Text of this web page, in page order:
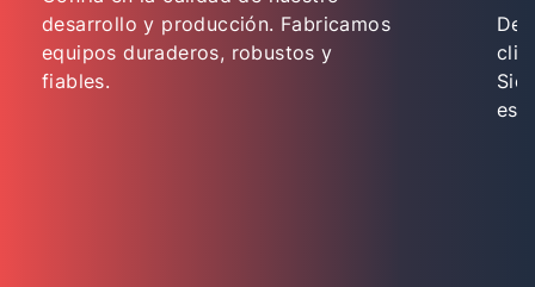
desarrollo y producción. Fabricamos
equipos duraderos, robustos y
fiables.